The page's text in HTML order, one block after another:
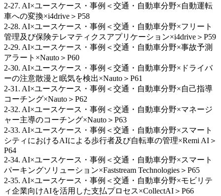
2-27. AI×ユースケース・事例＜交通・自動車分野×自動運転
車への変換×i4drive＞P58
2-28. AI×ユースケース・事例＜交通・自動車分野×フリート
管理及び保険テレマティクスアプリケーション×i4drive＞P59
2-29. AI×ユースケース・事例＜交通・自動車分野×事故予測
アラート×Nauto＞P60
2-30. AI×ユースケース・事例＜交通・自動車分野×ドライバ
ーの注意散漫と眠気を検出×Nauto＞P61
2-31. AI×ユースケース・事例＜交通・自動車分野×自己指導
コーチング×Nauto＞P62
2-32. AI×ユースケース・事例＜交通・自動車分野×マネージ
ャー主導のコーチング×Nauto＞P63
2-33. AI×ユースケース・事例＜交通・自動車分野×スマート
シティにおけるAIによる歩行者及び自転車の管理×Remi AI＞
P64
2-34. AI×ユースケース・事例＜交通・自動車分野×スマート
パーキングソリューション×Faststream Technologies＞P65
2-35. AI×ユースケース・事例＜交通・自動車分野×モビリテ
ィ企業向けAIを活用した支払プロセス×CollectAI＞P66